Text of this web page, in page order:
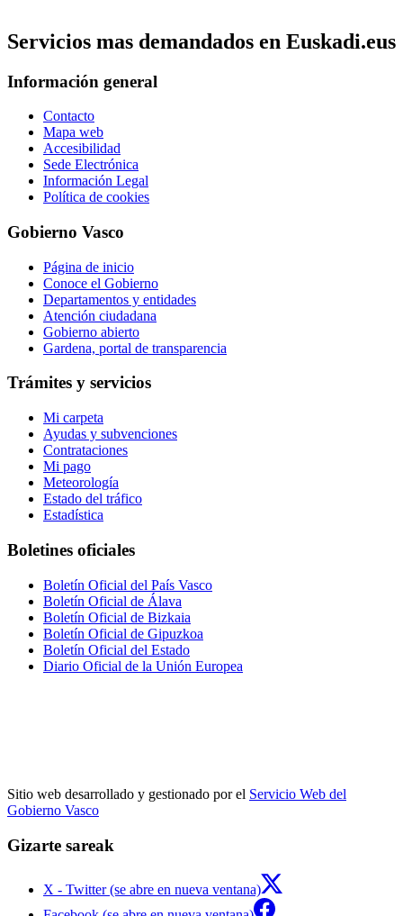
Servicios mas demandados en Euskadi.eus
Información general
Contacto
Mapa web
Accesibilidad
Sede Electrónica
Información Legal
Política de cookies
Gobierno Vasco
Página de inicio
Conoce el Gobierno
Departamentos y entidades
Atención ciudadana
Gobierno abierto
Gardena, portal de transparencia
Trámites y servicios
Mi carpeta
Ayudas y subvenciones
Contrataciones
Mi pago
Meteorología
Estado del tráfico
Estadística
Boletines oficiales
Boletín Oficial del País Vasco
Boletín Oficial de Álava
Boletín Oficial de Bizkaia
Boletín Oficial de Gipuzkoa
Boletín Oficial del Estado
Diario Oficial de la Unión Europea
Sitio web desarrollado y gestionado por el Servicio Web del
Gobierno Vasco
Gizarte sareak
X - Twitter (se abre en nueva ventana)